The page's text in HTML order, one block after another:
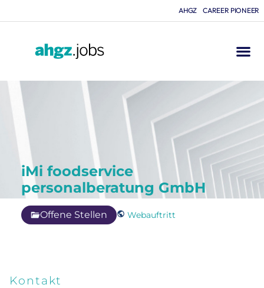
AHGZ CAREER PIONEER
iMi foodservice
personalberatung GmbH
Offene Stellen Webauftritt
Kontakt